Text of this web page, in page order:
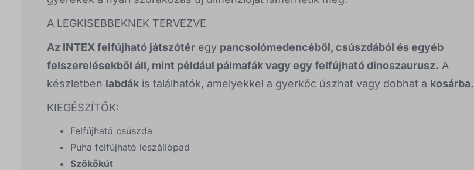
A LEGKISEBBEKNEK TERVEZVE
Az INTEX felfújható játszótér egy pancsolómedencéből, csúszdából és egyéb
felszerelésekből áll, mint például pálmafák vagy egy felfújható dinoszaurusz. A
készletben labdák is találhatók, amelyekkel a gyerkőc úszhat vagy dobhat a kosárba.
KIEGÉSZÍTŐK:
Felfújható csúszda
Puha felfújható leszállópad
Szökőkút